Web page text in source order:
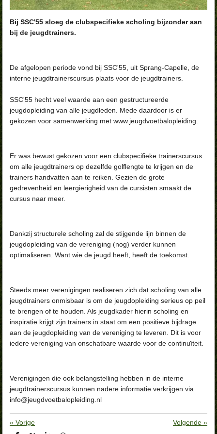
Bij SSC'55 sloeg de clubspecifieke scholing bijzonder aan
bij de jeugdtrainers.
De afgelopen periode vond bij SSC'55, uit Sprang-Capelle, de
interne jeugdtrainerscursus plaats voor de jeugdtrainers.
SSC'55 hecht veel waarde aan een gestructureerde
jeugdopleiding van alle jeugdleden. Mede daardoor is er
gekozen voor samenwerking met www.jeugdvoetbalopleiding.
Er was bewust gekozen voor een clubspecifieke trainerscursus
om alle jeugdtrainers op dezelfde golflengte te krijgen en de
trainers handvatten aan te reiken. Gezien de grote
gedrevenheid en leergierigheid van de cursisten smaakt de
cursus naar meer.
Dankzij structurele scholing zal de stijgende lijn binnen de
jeugdopleiding van de vereniging (nog) verder kunnen
optimaliseren. Want wie de jeugd heeft, heeft de toekomst.
Steeds meer verenigingen realiseren zich dat scholing van alle
jeugdtrainers onmisbaar is om de jeugdopleiding serieus op peil
te brengen of te houden. Als jeugdkader hierin scholing en
inspiratie krijgt zijn trainers in staat om een positieve bijdrage
aan de jeugdopleiding van de vereniging te leveren. Dit is voor
iedere vereniging van onschatbare waarde voor de continuïteit.
Verenigingen die ook belangstelling hebben in de interne
jeugdtrainerscursus kunnen nadere informatie verkrijgen via
info@jeugdvoetbalopleiding.nl
« Vorige Volgende »